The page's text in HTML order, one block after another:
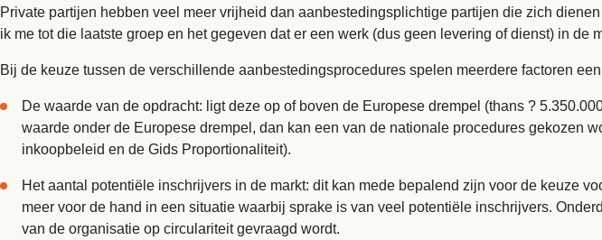
Private partijen hebben veel meer vrijheid dan aanbestedingsplichtige partijen die zich
ik me tot die laatste groep en het gegeven dat er een werk (dus geen levering of dienst) in de
Bij de keuze tussen de verschillende aanbestedingsprocedures spelen meerdere factoren
De waarde van de opdracht: ligt deze op of boven de Europese drempel (thans ?
waarde onder de Europese drempel, dan kan een van de nationale procedures gekozen
inkoopbeleid en de Gids Proportionaliteit).
Het aantal potentiële inschrijvers in de markt: dit kan mede bepalend zijn voor de keuze
meer voor de hand in een situatie waarbij sprake is van veel potentiële inschrijvers.
van de organisatie op circulariteit gevraagd wordt.